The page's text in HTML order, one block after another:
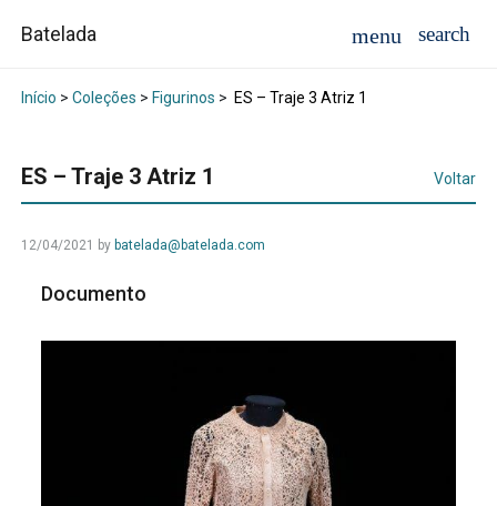
Batelada
Início > Coleções > Figurinos > ES – Traje 3 Atriz 1
ES – Traje 3 Atriz 1 Voltar
12/04/2021 by batelada@batelada.com
Documento